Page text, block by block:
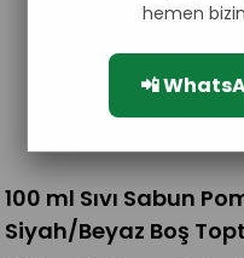
100 ml Sıvı Sabun
Siyah/Beyaz Boş
hemen
📲